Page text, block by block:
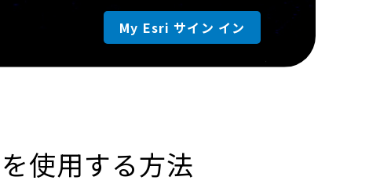
My Esri サイン イン
使用する方法